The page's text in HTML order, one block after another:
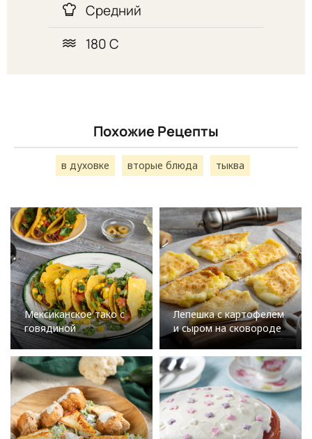
Средний
180 С
Похожие Рецепты
в духовке вторые блюда тыква
Мексиканское тако с
говядиной
Лепешка с картофелем
и сыром на сковороде